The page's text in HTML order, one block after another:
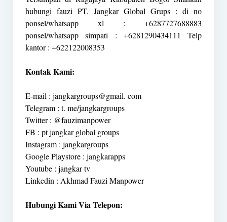
hubungi fauzi PT. Jangkar Global Grups : di no
ponsel/whatsapp xl : +6287727688883
ponsel/whatsapp simpati : +6281290434111 Telp
kantor : +622122008353
Kontak Kami:
E-mail : jangkargroups@gmail. com
Telegram : t. me/jangkargroups
Twitter : @fauzimanpower
FB : pt jangkar global groups
Instagram : jangkargroups
Google Playstore : jangkarapps
Youtube : jangkar tv
Linkedin : Akhmad Fauzi Manpower
Hubungi Kami Via Telepon: